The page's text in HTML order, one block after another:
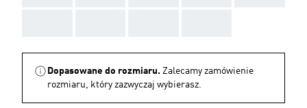
Dopasowane do rozmiaru. Zalecamy zamówienie
rozmiaru, który zazwyczaj wybierasz.